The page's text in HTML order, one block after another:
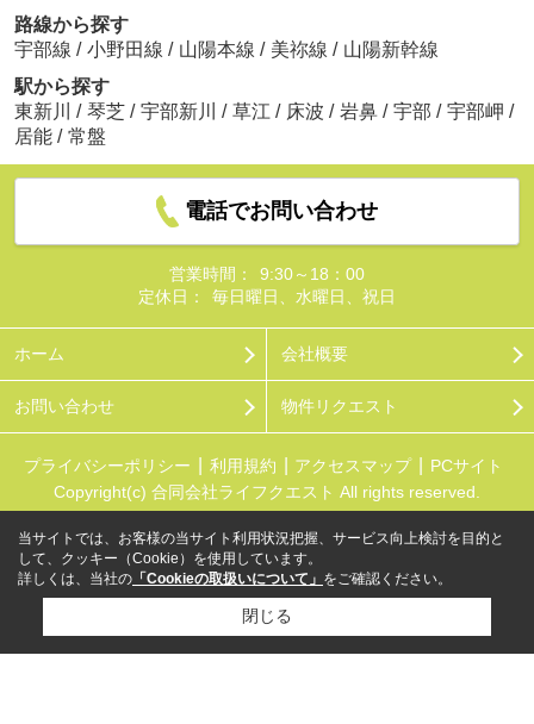
路線から探す
宇部線 / 小野田線 / 山陽本線 / 美祢線 / 山陽新幹線
駅から探す
東新川
/ 琴芝 / 宇部新川 / 草江 / 床波 / 岩鼻 / 宇部 / 宇部岬 /
居能 / 常盤
電話でお問い合わせ
営業時間：
9:30～18：00
定休日：
毎日曜日、水曜日、祝日
ホーム 会社概要
お問い合わせ 物件リクエスト
プライバシーポリシー 利用規約 アクセスマップ
PCサイト
Copyright(c) 合同会社ライフクエスト All rights reserved.
当サイトでは、お客様の当サイト利用状況把握、サービス向上検討を目的と
して、クッキー（Cookie）を使用しています。
詳しくは、当社の 「Cookieの取扱いについて」 をご確認ください。
閉じる